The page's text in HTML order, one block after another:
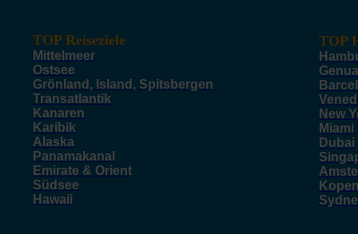
TOP Reiseziele
Mittelmeer
Ostsee
Grönland, Island, Spitsbergen
Transatlantik
Kanaren
Karibik
Alaska
Panamakanal
Emirate & Orient
Südsee
Hawaii
TOP
Genua
New
Miami
Dubai